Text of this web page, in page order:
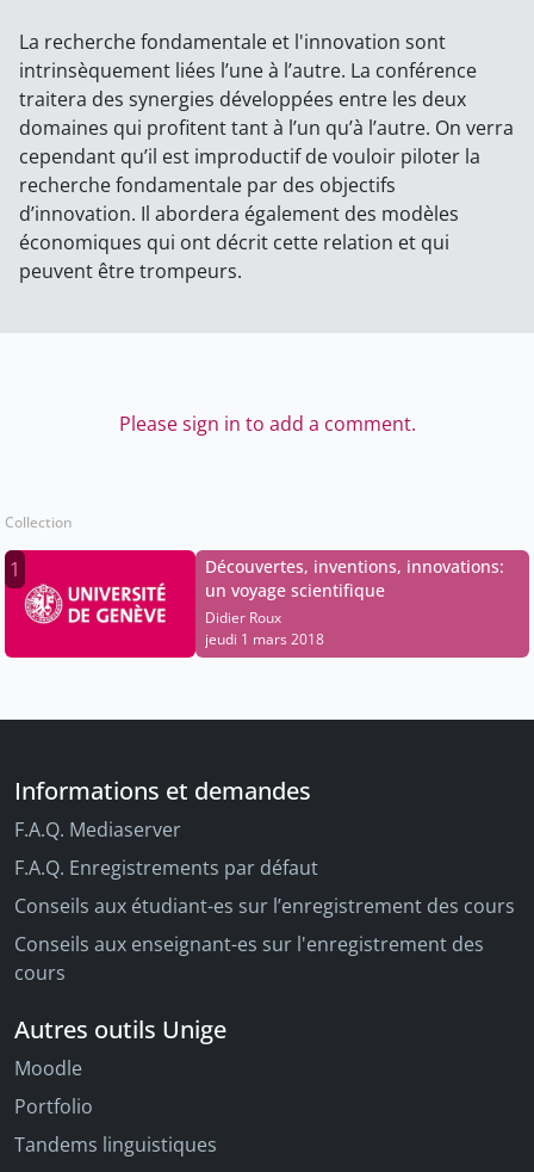
La recherche fondamentale et l'innovation sont
intrinsèquement liées l’une à l’autre. La conférence
traitera des synergies développées entre les deux
domaines qui profitent tant à l’un qu’à l’autre. On verra
cependant qu’il est improductif de vouloir piloter la
recherche fondamentale par des objectifs
d’innovation. Il abordera également des modèles
économiques qui ont décrit cette relation et qui
peuvent être trompeurs.
Please sign in to add a comment.
Collection
1
Découvertes, inventions, innovations:
un voyage scientifique
Didier Roux
jeudi 1 mars 2018
Informations et demandes
F.A.Q. Mediaserver
F.A.Q. Enregistrements par défaut
Conseils aux étudiant-es sur l’enregistrement des cours
Conseils aux enseignant-es sur l'enregistrement des
cours
Autres outils Unige
Moodle
Portfolio
Tandems linguistiques